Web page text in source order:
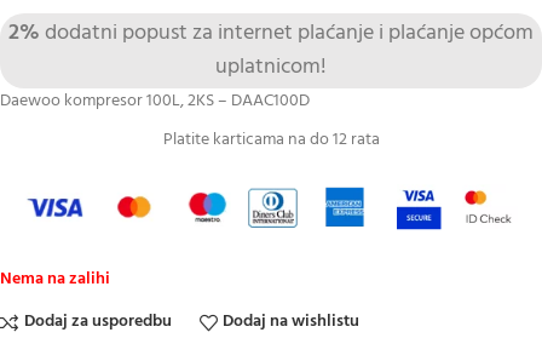
2% dodatni popust za internet plaćanje i plaćanje općom
uplatnicom!
Daewoo kompresor 100L, 2KS – DAAC100D
Platite karticama na do 12 rata
Nema na zalihi
Dodaj za usporedbu
Dodaj na wishlistu